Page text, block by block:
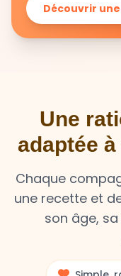
Découvrir
Une
adaptée
Chaque
une recette et
son âge,